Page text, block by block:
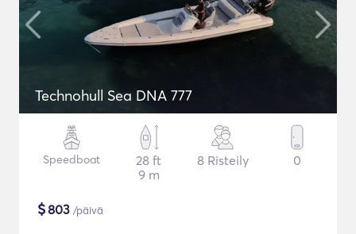
Technohull Sea DNA 777
Speedboat
28 ft
9 m
8 Risteily 0
$803 /päivä